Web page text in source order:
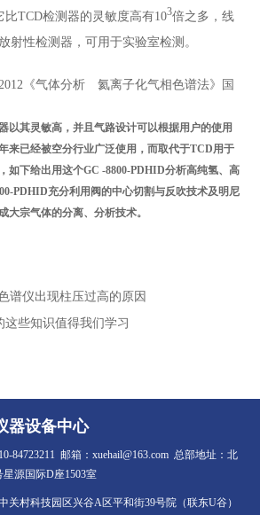
比TCD检测器的灵敏度高有103倍之多，线
射性检测器，可用于实验室检测。
《气体分析 氦离子化气相色谱法》国
以其灵敏高，并且气路设计可以根据用户的使用
来已经被空分行业广泛使用，而取代于TCD用于
如下给出用这个GC -8800-PDHID分析高纯氢、高
PDHID充分利用阀的中心切割与反吹技术及明尼
大宗气体的分离、分析技术。
谱仪出现柱压过高的原因
这些知识值得我们学习
器设备中心
84723211 邮箱：xuehail@163.com 总部地址：北
源国际D座1503室
关村科技园区兴谷A区平和街39号院（联东U谷）